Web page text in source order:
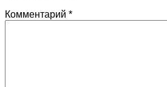
Комментарий *